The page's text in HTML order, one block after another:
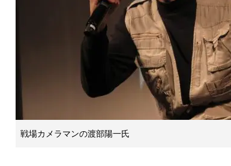
戦場カメラマンの渡部陽一氏